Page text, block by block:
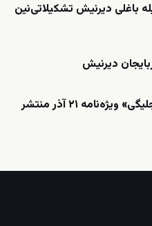
باغلی دیرنیش تشکیلاتی‌نین
دیرنیش
شماره پنجم نشریه «دیرنیش گنجلیگی» ویژه‌نامه ۲۱ آذر منتشر